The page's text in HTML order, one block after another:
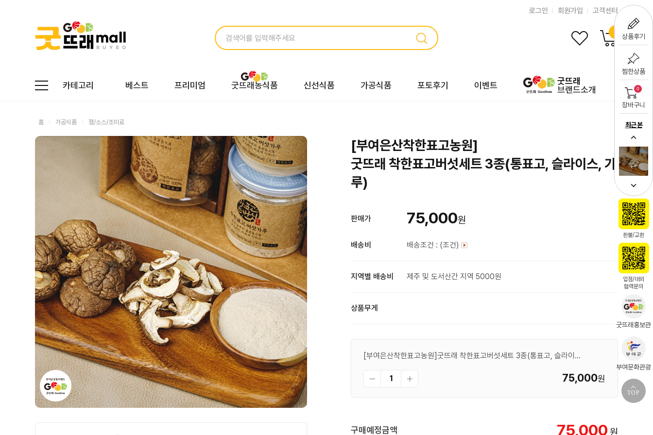
상품후기
찜한상품
0
장바구니
최근 본
환불/교환
입점/대외
협력문의
굿뜨래홍보관
부여문화관광
TOP
로그인 회원가입 고객센터
카테고리 베스트 프리미엄 굿뜨래농식품 신선식품 가공식품 포토후기 이벤트
굿뜨래
브랜드소개
홈 가공식품 잼/소스/조미료
[부여은산착한표고농원]
굿뜨래 착한표고버섯세트 3종(통표고, 슬라이스, 가
루)
판매가 75,000원
배송비 배송조건 : (조건)
지역별 배송비 제주 및 도서산간 지역 5000원
상품무게
[부여은산착한표고농원]굿뜨래 착한표고버섯세트 3종(통표고, 슬라이스, 가루)
75,000원
구매예정금액 75,000 원